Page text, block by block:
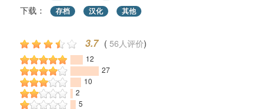
下载： 存档 汉化 其他
3.7 ( 56人评价)
12
27
10
2
5